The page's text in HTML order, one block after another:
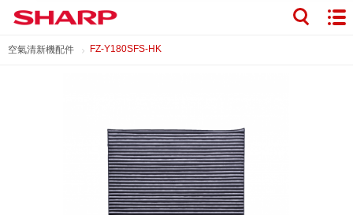
空氣清新機配件 FZ-Y180SFS-HK